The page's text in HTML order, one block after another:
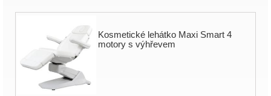
Kosmetické lehátko Maxi Smart 4
motory s výhřevem